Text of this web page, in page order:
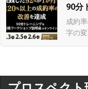
90分
成約
字の